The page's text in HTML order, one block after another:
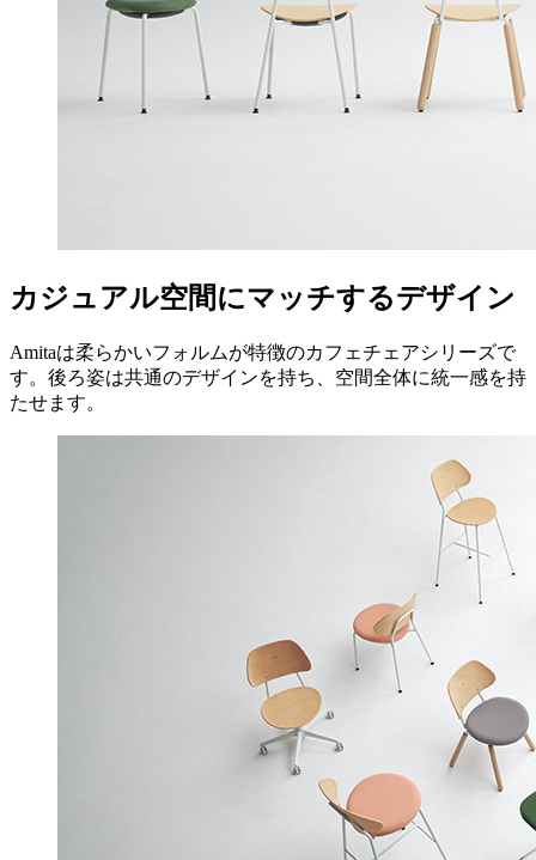
カジュアル空間にマッチするデザイン
Amitaは柔らかいフォルムが特徴のカフェチェアシリーズで
す。後ろ姿は共通のデザインを持ち、空間全体に統一感を持
たせます。